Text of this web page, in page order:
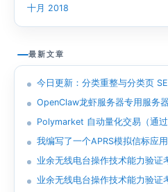
十月 2018
最新文章
今日更新：分类重整与分类页
OpenClaw龙虾服务器专用服务
Polymarket 自动量化交易（通
我编写了一个APRS模拟信标应用
业余无线电台操作技术能力验证
业余无线电台操作技术能力验